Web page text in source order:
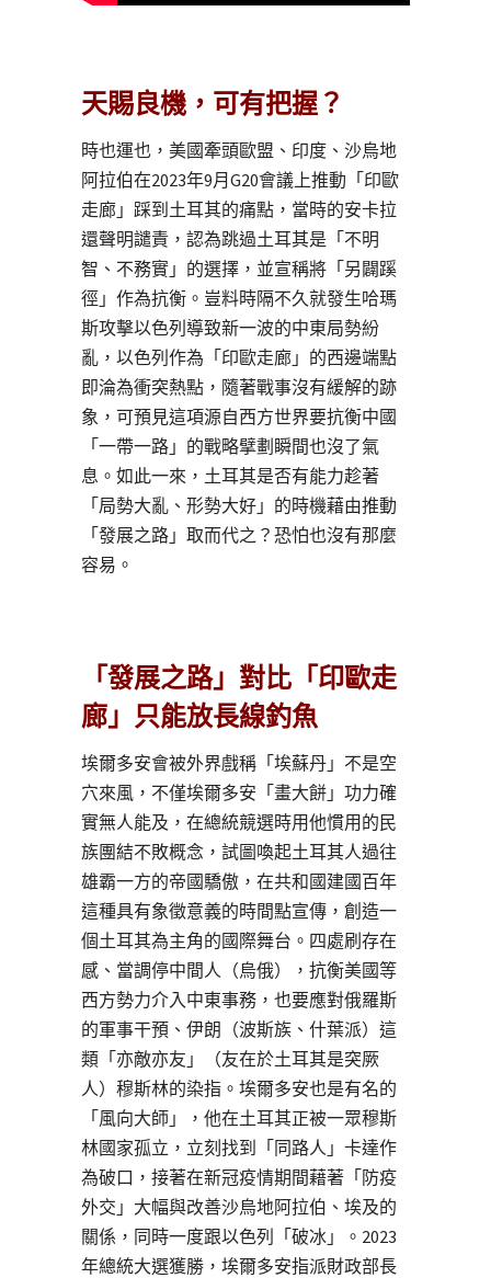
天賜良機，可有把握？
時也運也，美國牽頭歐盟、印度、沙烏地
阿拉伯在2023年9月G20會議上推動「印歐
走廊」踩到土耳其的痛點，當時的安卡拉
還聲明譴責，認為跳過土耳其是「不明
智、不務實」的選擇，並宣稱將「另闢蹊
徑」作為抗衡。豈料時隔不久就發生哈瑪
斯攻擊以色列導致新一波的中東局勢紛
亂，以色列作為「印歐走廊」的西邊端點
即淪為衝突熱點，隨著戰事沒有緩解的跡
象，可預見這項源自西方世界要抗衡中國
「一帶一路」的戰略擘劃瞬間也沒了氣
息。如此一來，土耳其是否有能力趁著
「局勢大亂、形勢大好」的時機藉由推動
「發展之路」取而代之？恐怕也沒有那麼
容易。
「發展之路」對比「印歐走
廊」只能放長線釣魚
埃爾多安會被外界戲稱「埃蘇丹」不是空
穴來風，不僅埃爾多安「畫大餅」功力確
實無人能及，在總統競選時用他慣用的民
族團結不敗概念，試圖喚起土耳其人過往
雄霸一方的帝國驕傲，在共和國建國百年
這種具有象徵意義的時間點宣傳，創造一
個土耳其為主角的國際舞台。四處刷存在
感、當調停中間人（烏俄），抗衡美國等
西方勢力介入中東事務，也要應對俄羅斯
的軍事干預、伊朗（波斯族、什葉派）這
類「亦敵亦友」（友在於土耳其是突厥
人）穆斯林的染指。埃爾多安也是有名的
「風向大師」，他在土耳其正被一眾穆斯
林國家孤立，立刻找到「同路人」卡達作
為破口，接著在新冠疫情期間藉著「防疫
外交」大幅與改善沙烏地阿拉伯、埃及的
關係，同時一度跟以色列「破冰」。2023
年總統大選獲勝，埃爾多安指派財政部長